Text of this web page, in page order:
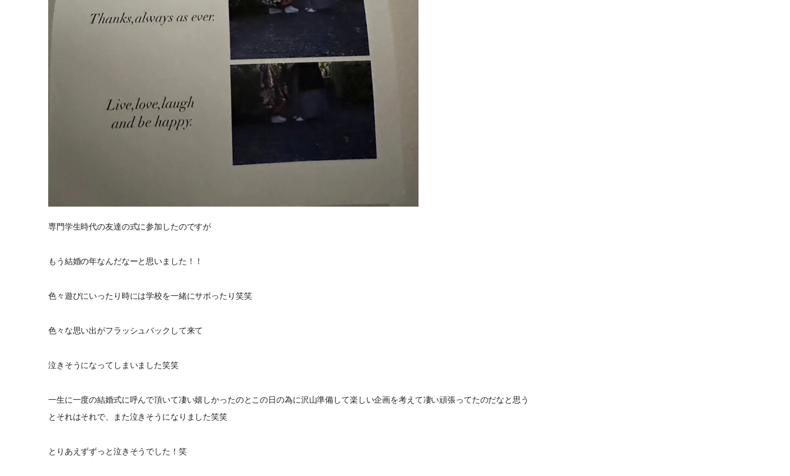
専門学生時代の友達の式に参加したのですが
もう結婚の年なんだなーと思いました！！
色々遊びにいったり時には学校を一緒にサボったり笑笑
色々な思い出がフラッシュバックして来て
泣きそうになってしまいました笑笑
一生に一度の結婚式に呼んで頂いて凄い嬉しかったのとこの日の為に沢山準備して楽しい企画を考えて凄い頑張ってたのだなと思う
とそれはそれで、また泣きそうになりました笑笑
とりあえずずっと泣きそうでした！笑